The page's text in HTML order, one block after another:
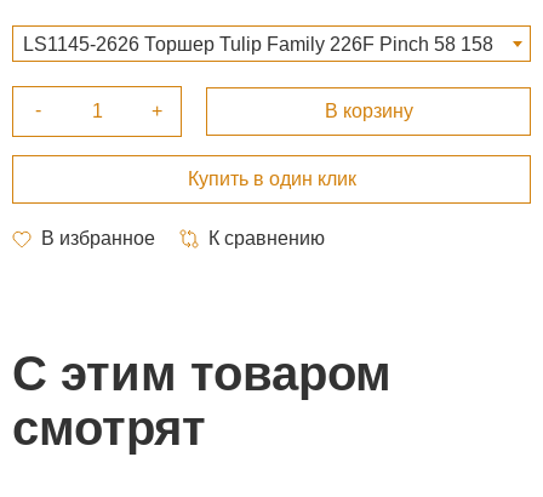
LS1145-2626 Торшер Tulip Family 226F Pinch 58 158
С этим товаром
смотрят